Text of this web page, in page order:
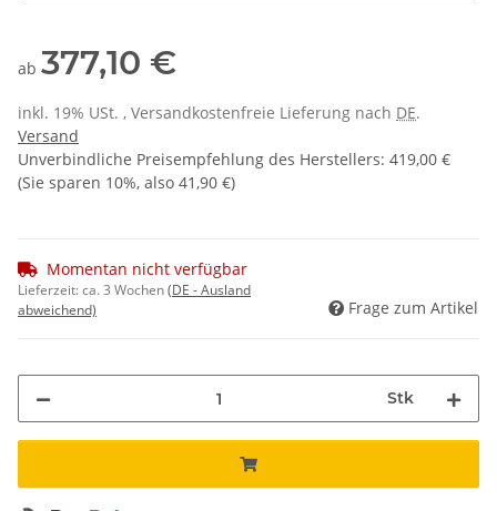
ab 377,10 €
inkl. 19% USt. , Versandkostenfreie Lieferung nach DE.
Versand
Unverbindliche Preisempfehlung des Herstellers: 419,00 €
(Sie sparen 10%, also 41,90 €)
Momentan nicht verfügbar
Lieferzeit:ca. 3 Wochen(DE - Ausland
abweichend)
Frage zum Artikel
Stk